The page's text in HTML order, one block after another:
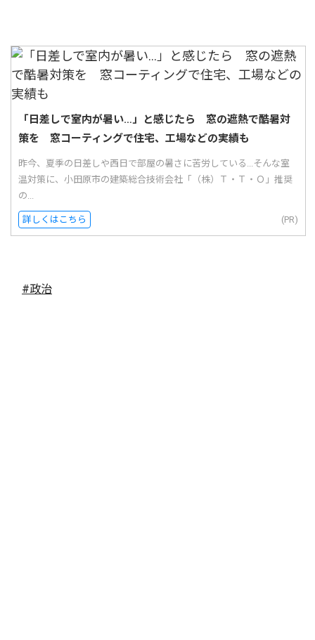
「日差しで室内が暑い…」と感じたら 窓の遮熱で酷暑対
策を 窓コーティングで住宅、工場などの実績も
昨今、夏季の日差しや西日で部屋の暑さに苦労している...そんな室
温対策に、小田原市の建築総合技術会社「（株）Ｔ・Ｔ・Ｏ」推奨
の...
詳しくはこちら (PR)
#政治